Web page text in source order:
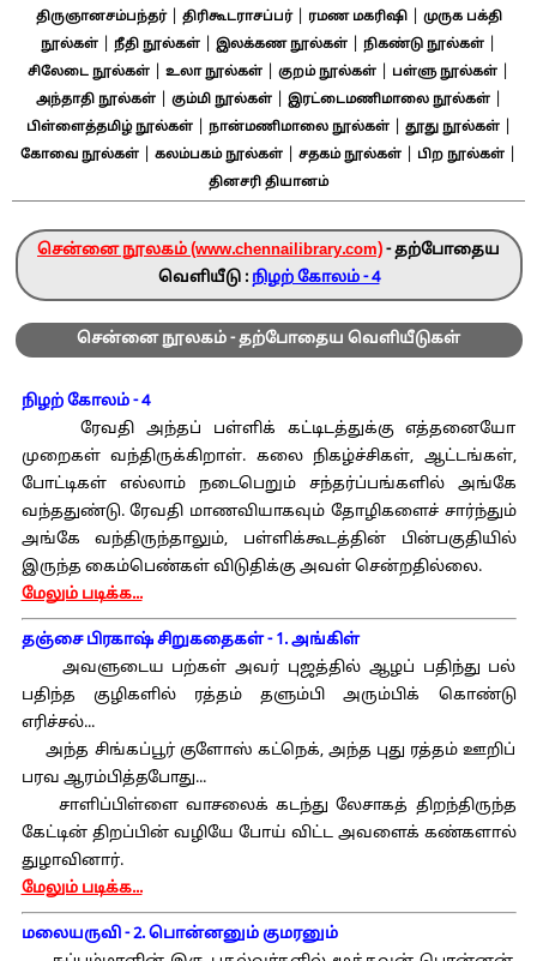
திருஞானசம்பந்தர்| திரிகூடராசப்பர்| ரமண மகரிஷி|
முருக பக்தி
நூல்கள்
நீதி நூல்கள் இலக்கண நூல்கள் நிகண்டு நூல்கள்
சிலேடை நூல்கள் உலா நூல்கள் குறம் நூல்கள் பள்ளு நூல்கள்
அந்தாதி நூல்கள்| கும்மி நூல்கள்| இரட்டைமணிமாலை நூல்கள்|
பிள்ளைத்தமிழ் நூல்கள்| நான்மணிமாலை நூல்கள்| தூது நூல்கள்|
கோவை நூல்கள் கலம்பகம் நூல்கள் சதகம் நூல்கள் பிற நூல்கள்
தினசரி தியானம்
சென்னை நூலகம் (www.chennailibrary.com)- தற்போதைய
வெளியீடு : நிழற் கோலம் - 4
சென்னை நூலகம் - தற்போதைய வெளியீடுகள்
நிழற் கோலம் - 4
ரேவதி அந்தப் பள்ளிக் கட்டிடத்துக்கு எத்தனையோ
முறைகள் வந்திருக்கிறாள். கலை நிகழ்ச்சிகள், ஆட்டங்கள்,
போட்டிகள் எல்லாம் நடைபெறும் சந்தர்ப்பங்களில் அங்கே
வந்ததுண்டு. ரேவதி மாணவியாகவும் தோழிகளைச் சார்ந்தும்
அங்கே வந்திருந்தாலும், பள்ளிக்கூடத்தின் பின்பகுதியில்
இருந்த கைம்பெண்கள் விடுதிக்கு அவள் சென்றதில்லை.
மேலும் படிக்க...
தஞ்சை பிரகாஷ் சிறுகதைகள் - 1. அங்கிள்
அவளுடைய பற்கள் அவர் புஜத்தில் ஆழப் பதிந்து பல்
பதிந்த குழிகளில் ரத்தம் தளும்பி அரும்பிக் கொண்டு
எரிச்சல்...
அந்த சிங்கப்பூர் குளோஸ் கட்நெக், அந்த புது ரத்தம் ஊறிப்
பரவ ஆரம்பித்தபோது...
சாளிப்பிள்ளை வாசலைக் கடந்து லேசாகத் திறந்திருந்த
கேட்டின் திறப்பின் வழியே போய் விட்ட அவளைக் கண்களால்
துழாவினார்.
மேலும் படிக்க...
மலையருவி - 2. பொன்னனும் குமரனும்